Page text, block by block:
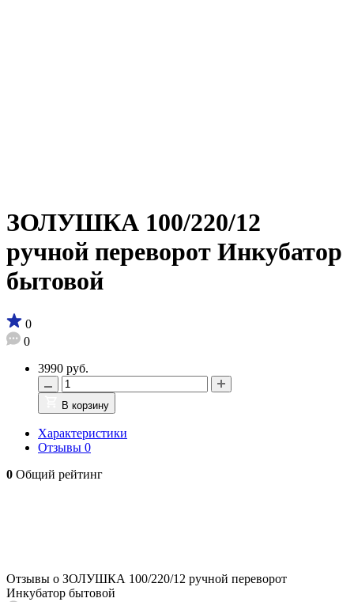
ЗОЛУШКА 100/220/12
ручной переворот Инкубатор
бытовой
0
0
3990 руб.
В корзину
Характеристики
Отзывы 0
0 Общий рейтинг
Отзывы о ЗОЛУШКА 100/220/12 ручной переворот
Инкубатор бытовой